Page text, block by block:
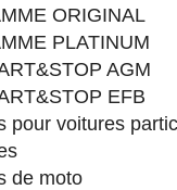
ORIGINAL
PLATINUM
AGM
EFB
pour voitures
de moto